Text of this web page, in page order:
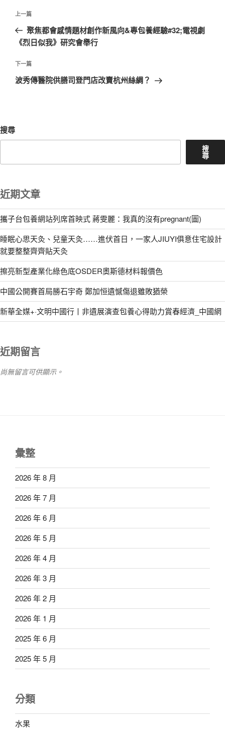
文
導
覽
上
一
篇
章
上一篇
聚焦都會感情題材創作新風向&專包養經驗#32;電視劇
《烈日似我》研究會舉行
下
一
下一篇
波秀傳醫院供膳司登門店改賣杭州絲綢？
搜尋
搜
尋
近期文章
攜子台包養網站列席首映式 蔣雯麗：我真的沒有pregnant(圖)
睡眠心思天灸、兒童天灸……進伏首日，一家人JIUYI俱意住宅設計
就要整整齊齊貼天灸
擦亮新型產業化綠色底OSDER奧斯德材料報價色
中國公開賽首局勝石宇奇 鄭加恒遺憾傷退雖敗猶榮
新華全媒+·文明中國行丨非遺展演查包養心得助力賞春經濟_中國網
近期留言
尚無留言可供顯示。
彙整
2026 年 8 月
2026 年 7 月
2026 年 6 月
2026 年 5 月
2026 年 4 月
2026 年 3 月
2026 年 2 月
2026 年 1 月
2025 年 6 月
2025 年 5 月
分類
水果